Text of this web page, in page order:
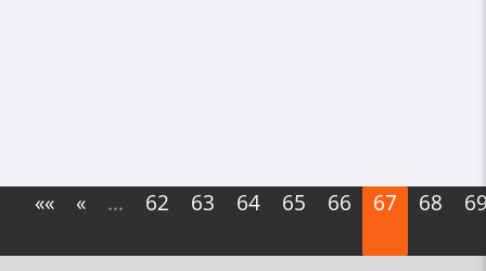
«« « … 62 63 64 65 66 67 68